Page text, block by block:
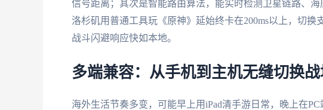
信号距离；其次是智能路由算法，能实时检测卫星链路、
洛杉矶用普通工具玩《原神》延始终卡在200ms以上，切换
战斗闪避响应快如本地。
多端兼容：从手机到主机无缝切换战
海外生活节奏多变，可能早上用iPad清手游日常，晚上在